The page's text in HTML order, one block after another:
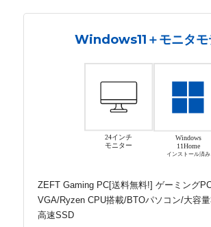
Windows11＋モニタモ
24インチ
モニター
Windows
11Home
インストール済み
ZEFT Gaming PC[送料無料!] ゲーミング
VGA/Ryzen CPU搭載/BTOパソコン/大容
高速SSD